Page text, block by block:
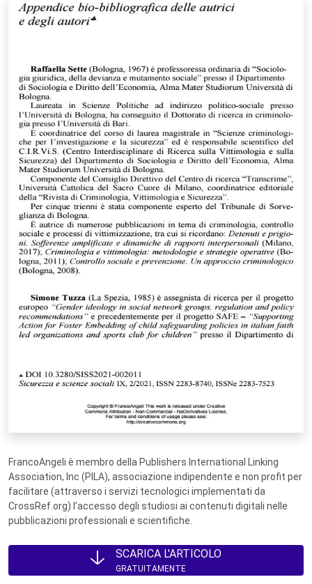
FrancoAngeli è membro della Publishers International Linking
Association, Inc (PILA), associazione indipendente e non profit per
facilitare (attraverso i servizi tecnologici implementati da
CrossRef.org) l’accesso degli studiosi ai contenuti digitali nelle
pubblicazioni professionali e scientifiche.
SCARICA L'ARTICOLO
GRATUITAMENTE